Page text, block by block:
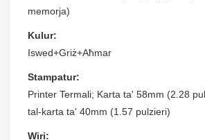
memorja)
Kulur:
Iswed+Griż+Aħmar
Stampatur:
Printer Termali; Karta ta' 58mm (2.28
tal-karta ta' 40mm (1.57 pulzieri)
Wiri: